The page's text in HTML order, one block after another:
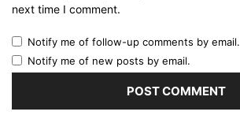
next time I comment.
Notify me of follow-up comments by email.
Notify me of new posts by email.